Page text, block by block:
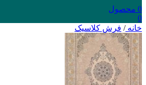
0 محصول
0
خانه/ فرش کلاسیک